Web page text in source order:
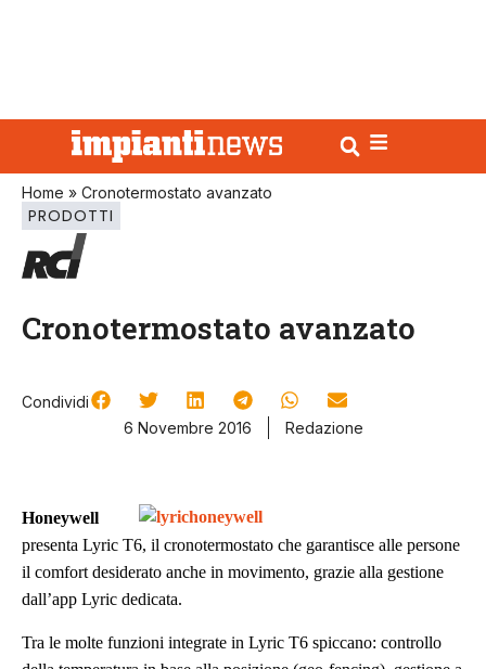
Home » Cronotermostato avanzato
PRODOTTI
Cronotermostato avanzato
Condividi
6 Novembre 2016
Redazione
Honeywell
presenta Lyric T6, il cronotermostato che garantisce alle persone
il comfort desiderato anche in movimento, grazie alla gestione
dall’app Lyric dedicata.
Tra le molte funzioni integrate in Lyric T6 spiccano: controllo